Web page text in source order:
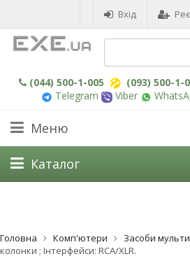
Вхід
(044) 500-1-005 (093) 500-1-
Telegram
Viber
Меню
Каталог
Головна Комп'ютери Засоби
колонки ; Інтерфейси: RCA/XLR.